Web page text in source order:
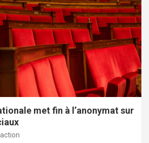
met fin à l’anonymat sur